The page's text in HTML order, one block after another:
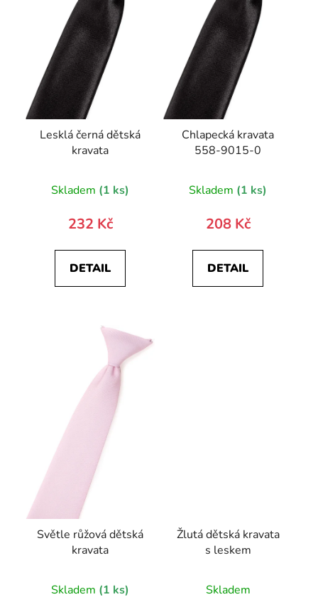
Lesklá černá dětská
kravata
Skladem (1 ks)
232 Kč
DETAIL
Chlapecká kravata
558-9015-0
Skladem (1 ks)
208 Kč
DETAIL
Světle růžová dětská
kravata
Skladem (1 ks)
Žlutá dětská kravata
s leskem
Skladem